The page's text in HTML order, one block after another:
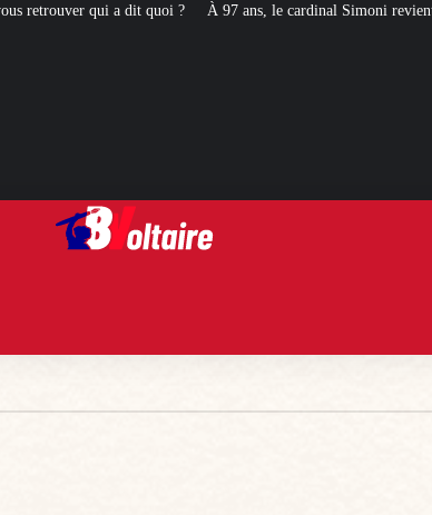
À 97 ans, le cardinal Simoni revient là où le communisme